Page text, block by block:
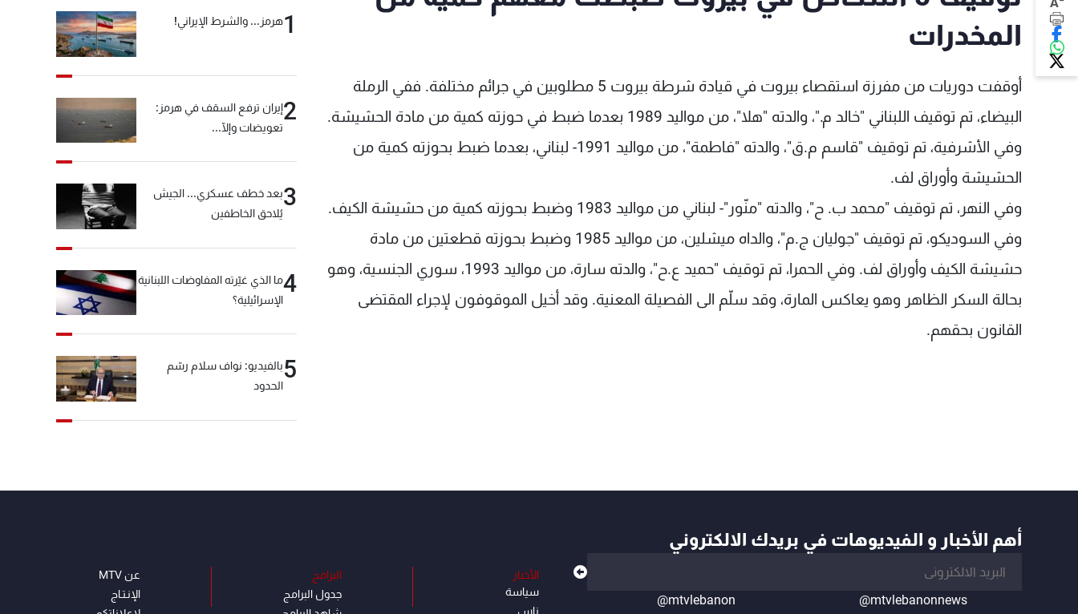
المخدرات
أوقفت دوريات من مفرزة استقصاء بيروت في قيادة شرطة بيروت 5 مطلوبين في جرائم مختلفة. ففي الرملة
البيضاء، تم توقيف اللبناني "خالد م."، والدته "هلا"، من مواليد 1989 بعدما ضبط في حوزته كمية من مادة الحشيشة.
وفي الأشرفية، تم توقيف "قاسم م.ق"، والدته "فاطمة"، من مواليد 1991- لبناني، بعدما ضبط بحوزته كمية من
الحشيشة وأوراق لف.
وفي النهر، تم توقيف "محمد ب. ح"، والدته "منّور"- لبناني من مواليد 1983 وضبط بحوزته كمية من حشيشة الكيف.
وفي السوديكو، تم توقيف "جوليان ج.م"، والداه ميشلين، من مواليد 1985 وضبط بحوزته قطعتين من مادة
حشيشة الكيف وأوراق لف. وفي الحمرا، تم توقيف "حميد ع.ح"، والدته سارة، من مواليد 1993، سوري الجنسية، وهو
بحالة السكر الظاهر وهو يعاكس المارة، وقد سلّم الى الفصيلة المعنية. وقد أخيل الموقوفون لإجراء المقتضى
القانون بحقهم.
1هرمز... والشرط الإيراني!
2إيران ترفع السقف في هرمز:
تعويضات وإلّا...
3بعد خطف عسكري... الجيش
يُلاحق الخاطفين
4ما الذي غيّرته المفاوضات اللبنانية
الإسرائيلية؟
5بالفيديو: نواف سلام رسّم
الحدود
أهم الأخبار و الفيديوهات في بريدك الالكتروني
@mtvlebanonnews
@mtvlebanon
الأخبار
سياسة
ناس
البرامج
جدول البرامج
عن MTV
الإنـتـاج